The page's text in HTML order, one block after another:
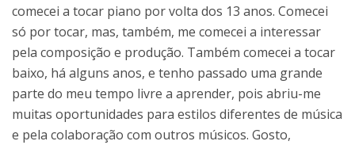
comecei a tocar piano por volta dos 13 anos. Comecei
só por tocar, mas, também, me comecei a interessar
pela composição e produção. Também comecei a tocar
baixo, há alguns anos, e tenho passado uma grande
parte do meu tempo livre a aprender, pois abriu-me
muitas oportunidades para estilos diferentes de música
e pela colaboração com outros músicos. Gosto,